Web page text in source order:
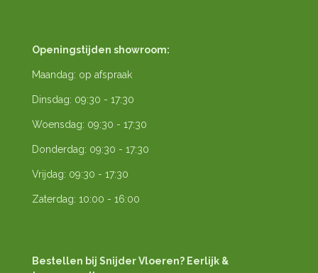
Openingstijden showroom:
Maandag: op afspraak
Dinsdag: 09:30 - 17:30
Woensdag: 09:30 - 17:30
Donderdag: 09:30 - 17:30
Vrijdag: 09:30 - 17:30
Zaterdag: 10:00 - 16:00
Bestellen bij Snijder Vloeren? Eerlijk &